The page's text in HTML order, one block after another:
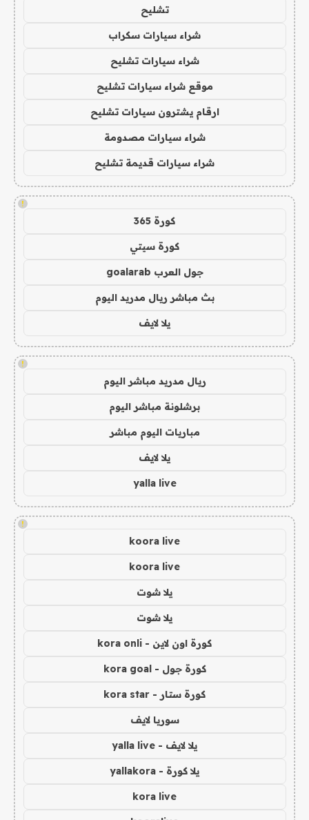
تشليح
شراء سيارات سكراب
شراء سيارات تشليح
موقع شراء سيارات تشليح
ارقام يشترون سيارات تشليح
شراء سيارات مصدومة
شراء سيارات قديمة تشليح
!
كورة 365
كورة سيتي
جول العرب goalarab
بث مباشر ريال مدريد اليوم
يلا لايف
!
ريال مدريد مباشر اليوم
برشلونة مباشر اليوم
مباريات اليوم مباشر
يلا لايف
yalla live
!
koora live
koora live
يلا شوت
يلا شوت
كورة اون لاين - kora onli
كورة جول - kora goal
كورة ستار - kora star
سوريا لايف
يلا لايف - yalla live
يلا كورة - yallakora
kora live